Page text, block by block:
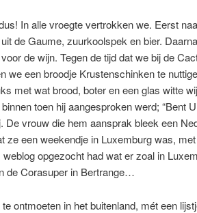
In alle vroegte vertrokken we. Eerst
de Gaume, zuurkoolspek en bier.
de wijn. Tegen de tijd dat we bij de
we een broodje Krustenschinken te
met wat brood, boter en een glas witte
toen hij aangesproken werd; “Bent
De vrouw die hem aansprak bleek een
ze een weekendje in Luxemburg was,
opgezocht had wat er zoal in
de Corasuper in Bertrange…
ontmoeten in het buitenland, mét een